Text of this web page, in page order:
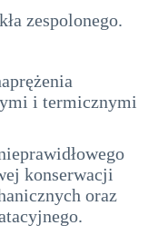
zespolonego.
i termicznymi
konserwacji
oraz